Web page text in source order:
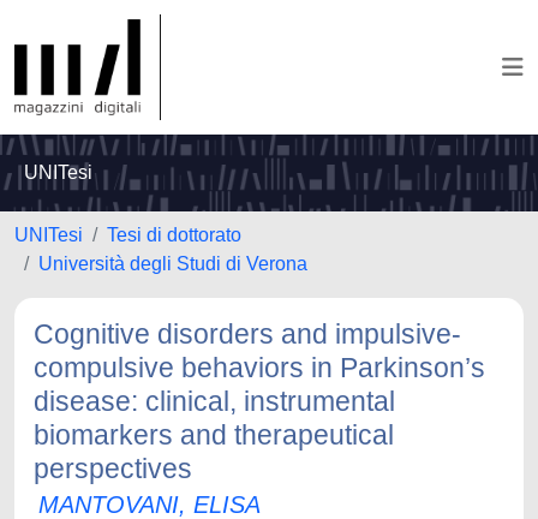
UNITesi
UNITesi
Tesi di dottorato
Università degli Studi di Verona
Cognitive disorders and impulsive-
compulsive behaviors in Parkinson’s
disease: clinical, instrumental
biomarkers and therapeutical
perspectives
MANTOVANI, ELISA